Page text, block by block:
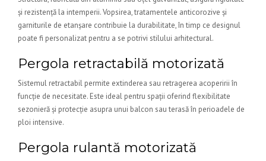
și rezistență la intemperii. Vopsirea, tratamentele anticorozive și
garniturile de etanșare contribuie la durabilitate, în timp ce designul
poate fi personalizat pentru a se potrivi stilului arhitectural.
Pergola retractabilă motorizată
Sistemul retractabil permite extinderea sau retragerea acoperirii în
funcție de necesitate. Este ideal pentru spații oferind flexibilitate
sezonieră și protecție asupra unui balcon sau terasă în perioadele de
ploi intensive.
Pergola rulantă motorizată